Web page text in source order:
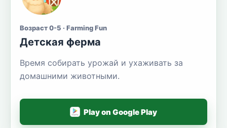
Возраст 0-5 · Farming Fun
Детская ферма
Время собирать урожай и ухаживать за
домашними животными.
Play on Google Play